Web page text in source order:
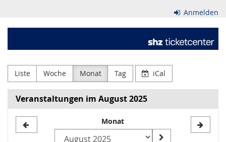
Inhalt
Anmelden
Holsteinischer
Zeitungsverlag
GmbH
&
Liste Woche Monat Tag iCal
Veranstaltungen im August 2025
Monat